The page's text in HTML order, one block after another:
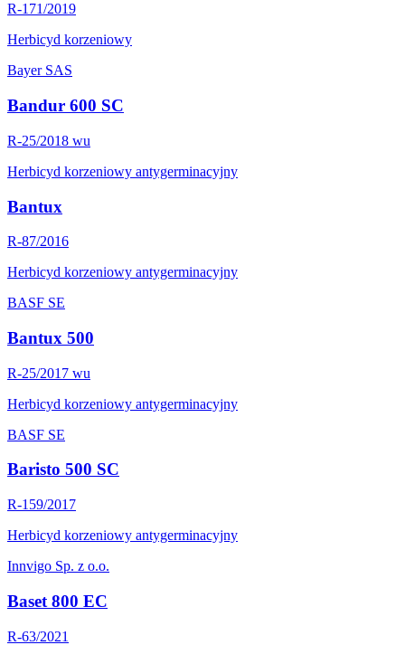
R-171/2019
Herbicyd korzeniowy
Bayer SAS
Bandur 600 SC
R-25/2018 wu
Herbicyd korzeniowy antygerminacyjny
Bantux
R-87/2016
Herbicyd korzeniowy antygerminacyjny
BASF SE
Bantux 500
R-25/2017 wu
Herbicyd korzeniowy antygerminacyjny
BASF SE
Baristo 500 SC
R-159/2017
Herbicyd korzeniowy antygerminacyjny
Innvigo Sp. z o.o.
Baset 800 EC
R-63/2021